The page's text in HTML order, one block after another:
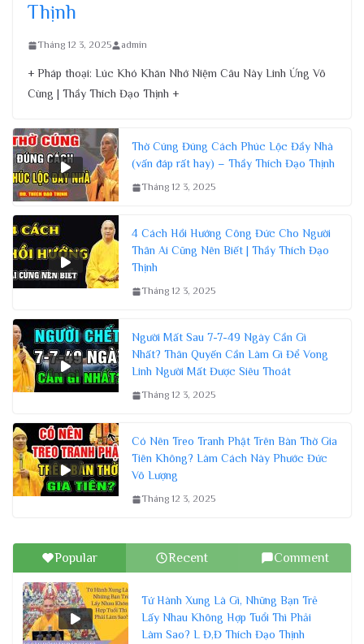
Thịnh
Tháng 12 3, 2025 admin
+ Pháp thoại: Lúc Khó Khăn Nhớ Niệm Câu Này Linh Ứng Vô
Cùng | Thầy Thích Đạo Thịnh +
Thờ Cúng Đúng Cách Phúc Lộc Đầy Nhà
(vấn đáp rất hay) – Thầy Thích Đạo Thịnh
Tháng 12 3, 2025
4 Cách Hồi Hướng Công Đức Cho Người
Thân Ai Cũng Nên Biết | Thầy Thích Đạo
Thịnh
Tháng 12 3, 2025
Người Mất Sau 7-7-49 Ngày Cần Gì
Nhất? Thân Quyến Cần Làm Gì Để Vong
Linh Người Mất Được Siêu Thoát
Tháng 12 3, 2025
Có Nên Treo Tranh Phật Trên Bàn Thờ Gia
Tiên Không? Làm Cách Này Phước Đức
Vô Lượng
Tháng 12 3, 2025
Popular Recent Comment
Tứ Hành Xung Là Gì, Những Bạn Trẻ
Lấy Nhau Không Hợp Tuổi Thì Phải
Làm Sao? L Đ,Đ Thích Đạo Thịnh